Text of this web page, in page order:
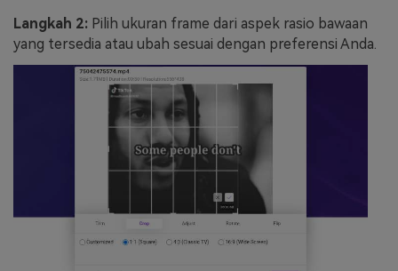
Langkah 2: Pilih ukuran frame dari aspek rasio bawaan
yang tersedia atau ubah sesuai dengan preferensi Anda.